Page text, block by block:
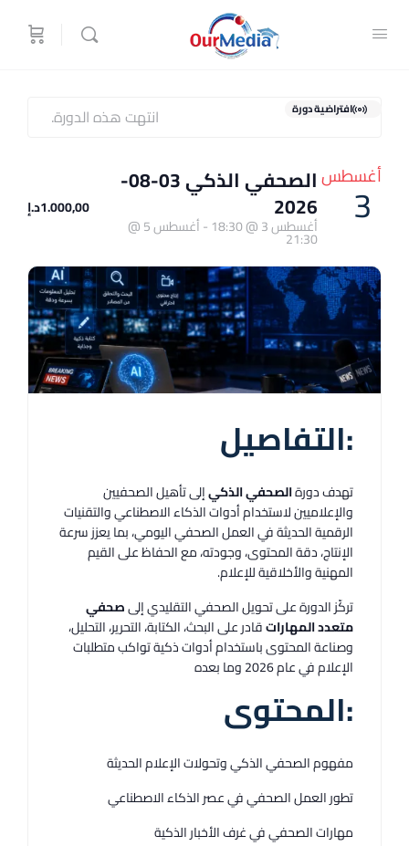
افتراضية دورة انتهت هذه الدورة.
أغسطس
3 الصحفي الذكي 03-08-
2026
أغسطس 3 @ 18:30 - أغسطس 5 @
21:30
1.000,00د.إ
:التفاصيل
تهدف دورةالصحفي الذكيإلى تأهيل الصحفيين
والإعلاميين لاستخدام أدوات الذكاء الاصطناعي والتقنيات
الرقمية الحديثة في العمل الصحفي اليومي، بما يعزز سرعة
الإنتاج، دقة المحتوى، وجودته، مع الحفاظ على القيم
المهنية والأخلاقية للإعلام.
تركّز الدورة على تحويل الصحفي التقليدي إلىصحفي
متعدد المهاراتقادر على البحث، الكتابة، التحرير، التحليل،
وصناعة المحتوى باستخدام أدوات ذكية تواكب متطلبات
الإعلام في عام 2026 وما بعده
:المحتوى
مفهوم الصحفي الذكي وتحولات الإعلام الحديثة
تطور العمل الصحفي في عصر الذكاء الاصطناعي
مهارات الصحفي في غرف الأخبار الذكية